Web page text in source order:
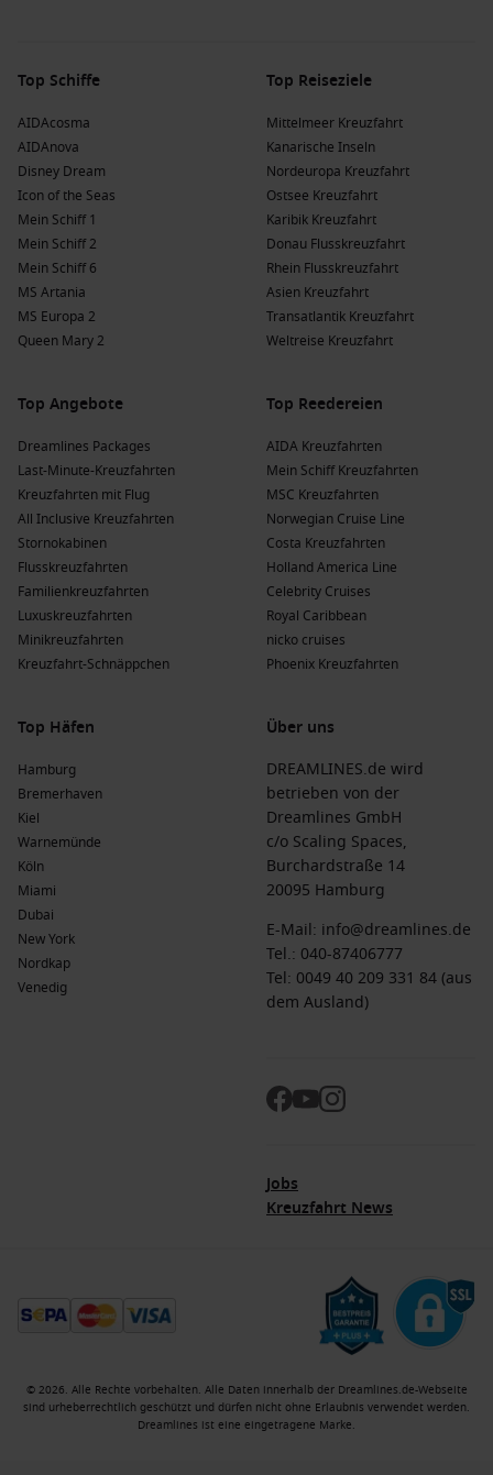
Top Schiffe
AIDAcosma
AIDAnova
Disney Dream
Icon of the Seas
Mein Schiff 1
Mein Schiff 2
Mein Schiff 6
MS Artania
MS Europa 2
Queen Mary 2
Top Reiseziele
Mittelmeer Kreuzfahrt
Kanarische Inseln
Nordeuropa Kreuzfahrt
Ostsee Kreuzfahrt
Karibik Kreuzfahrt
Donau Flusskreuzfahrt
Rhein Flusskreuzfahrt
Asien Kreuzfahrt
Transatlantik Kreuzfahrt
Weltreise Kreuzfahrt
Top Angebote
Dreamlines Packages
Last-Minute-Kreuzfahrten
Kreuzfahrten mit Flug
All Inclusive Kreuzfahrten
Stornokabinen
Flusskreuzfahrten
Familienkreuzfahrten
Luxuskreuzfahrten
Minikreuzfahrten
Kreuzfahrt-Schnäppchen
Top Reedereien
AIDA Kreuzfahrten
Mein Schiff Kreuzfahrten
MSC Kreuzfahrten
Norwegian Cruise Line
Costa Kreuzfahrten
Holland America Line
Celebrity Cruises
Royal Caribbean
nicko cruises
Phoenix Kreuzfahrten
Top Häfen
Hamburg
Bremerhaven
Kiel
Warnemünde
Köln
Miami
Dubai
New York
Nordkap
Venedig
Über uns
DREAMLINES.de wird
betrieben von der
Dreamlines GmbH
c/o Scaling Spaces,
Burchardstraße 14
20095 Hamburg
E-Mail: info@dreamlines.de
Tel.: 040-87406777
Tel: 0049 40 209 331 84 (aus
dem Ausland)
Jobs
Kreuzfahrt News
© 2026. Alle Rechte vorbehalten. Alle Daten innerhalb der Dreamlines.de-Webseite
sind urheberrechtlich geschützt und dürfen nicht ohne Erlaubnis verwendet werden.
Dreamlines ist eine eingetragene Marke.